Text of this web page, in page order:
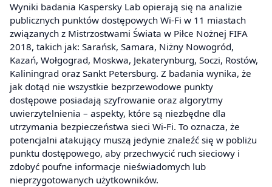
Wyniki badania Kaspersky Lab opierają się na analizie
publicznych punktów dostępowych Wi-Fi w 11 miastach
związanych z Mistrzostwami Świata w Piłce Nożnej FIFA
2018, takich jak: Sarańsk, Samara, Niżny Nowogród,
Kazań, Wołgograd, Moskwa, Jekaterynburg, Soczi, Rostów,
Kaliningrad oraz Sankt Petersburg. Z badania wynika, że
jak dotąd nie wszystkie bezprzewodowe punkty
dostępowe posiadają szyfrowanie oraz algorytmy
uwierzytelnienia – aspekty, które są niezbędne dla
utrzymania bezpieczeństwa sieci Wi-Fi. To oznacza, że
potencjalni atakujący muszą jedynie znaleźć się w pobliżu
punktu dostępowego, aby przechwycić ruch sieciowy i
zdobyć poufne informacje nieświadomych lub
nieprzygotowanych użytkowników.